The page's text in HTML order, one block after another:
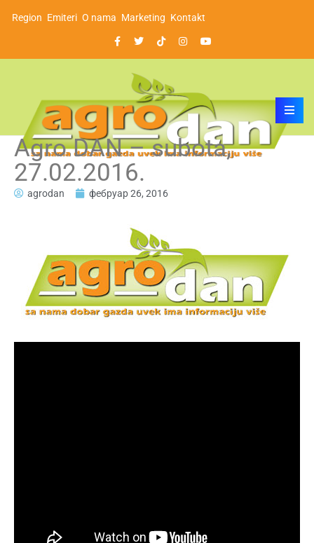
Region Emiteri O nama Marketing Kontakt
Agro DAN – subota,
27.02.2016.
agrodan фебруар 26, 2016